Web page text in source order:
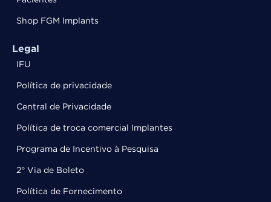
Shop FGM Implants
Legal
IFU
Política de privacidade
Central de Privacidade
Política de troca comercial Implantes
Programa de Incentivo à Pesquisa
2° Via de Boleto
Política de Fornecimento